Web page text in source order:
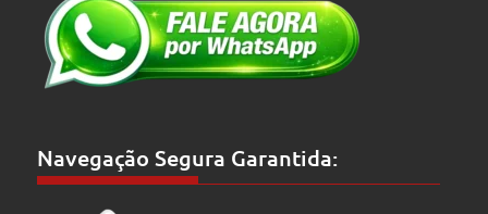
Navegação Segura Garantida: